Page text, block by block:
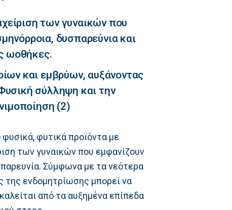
των γυναικών που
δυσπαρεύνια και
ωοθήκες.
και εμβρύων, αυξάνοντας
σύλληψη και την
(2)
φυτικά προϊόντα με
των γυναικών που εμφανίζουν
Σύμφωνα με τα νεότερα
της ενδομητρίωσης μπορεί να
από τα αυξημένα επίπεδα